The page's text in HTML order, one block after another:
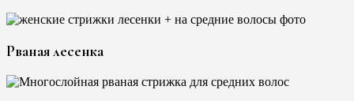
Рваная лесенка